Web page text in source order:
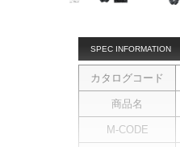
SPEC INFORMATION
カタログコード
商品名
M-CODE